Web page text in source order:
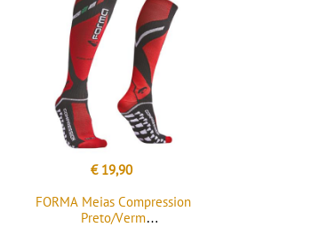
€ 19,90
FORMA Meias Compression
Preto/Verm